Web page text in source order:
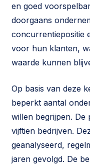
en goed
doorgaans
concurrentiepositie
voor hun klanten,
waarde kunnen
Op basis van deze
beperkt aantal
willen begrijpen. De
vijftien bedrijven.
geanalyseerd,
jaren gevolgd. De